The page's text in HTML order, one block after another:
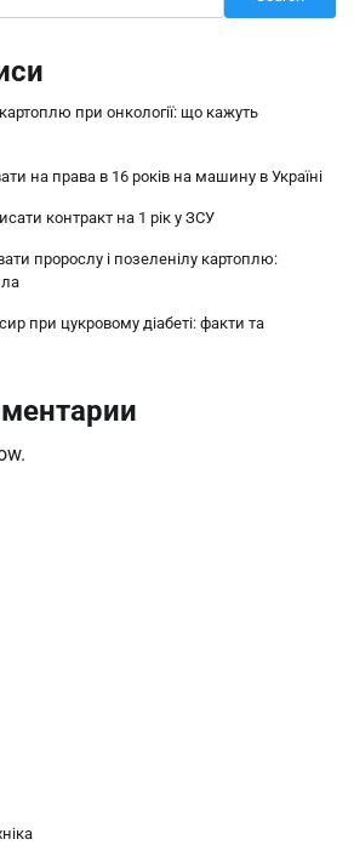
при онкології: що кажуть
на права в 16 років на машину в Україні
контракт на 1 рік у ЗСУ
пророслу і позеленілу картоплю:
при цукровому діабеті: факти та